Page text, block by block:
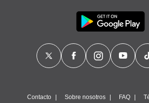
Contacto Sobre nosotros FAQ